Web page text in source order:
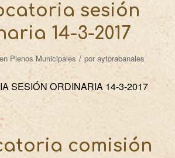
sesión
14-3-2017
en Plenos Municipales / poraytorabanales
SESIÓN ORDINARIA 14-3-2017
comisión